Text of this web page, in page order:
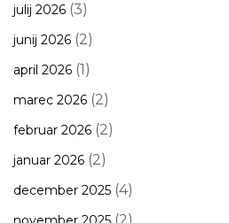
julij 2026 (3)
junij 2026 (2)
april 2026 (1)
marec 2026 (2)
februar 2026 (2)
januar 2026 (2)
december 2025 (4)